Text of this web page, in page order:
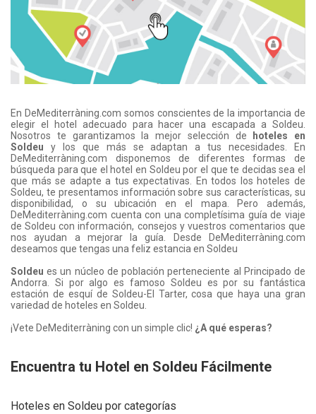
En DeMediterràning.com somos conscientes de la importancia de
elegir el hotel adecuado para hacer una escapada a Soldeu.
Nosotros te garantizamos la mejor selección de
hoteles en
Soldeu y los que más se adaptan a tus necesidades. En
DeMediterràning.com disponemos de diferentes formas de
búsqueda para que el hotel en Soldeu por el que te decidas sea el
que más se adapte a tus expectativas. En todos los hoteles de
Soldeu, te presentamos información sobre sus características, su
disponibilidad, o su ubicación en el mapa. Pero además,
DeMediterràning.com cuenta con una completísima guía de viaje
de Soldeu con información, consejos y vuestros comentarios que
nos ayudan a mejorar la guía. Desde DeMediterràning.com
deseamos que tengas una feliz estancia en Soldeu
Soldeu es un núcleo de población perteneciente al Principado de
Andorra. Si por algo es famoso Soldeu es por su fantástica
estación de esquí de Soldeu-El Tarter, cosa que haya una gran
variedad de hoteles en Soldeu.
¡Vete DeMediterràning con un simple clic! ¿A qué esperas?
Encuentra tu Hotel en Soldeu Fácilmente
Hoteles en Soldeu por categorías